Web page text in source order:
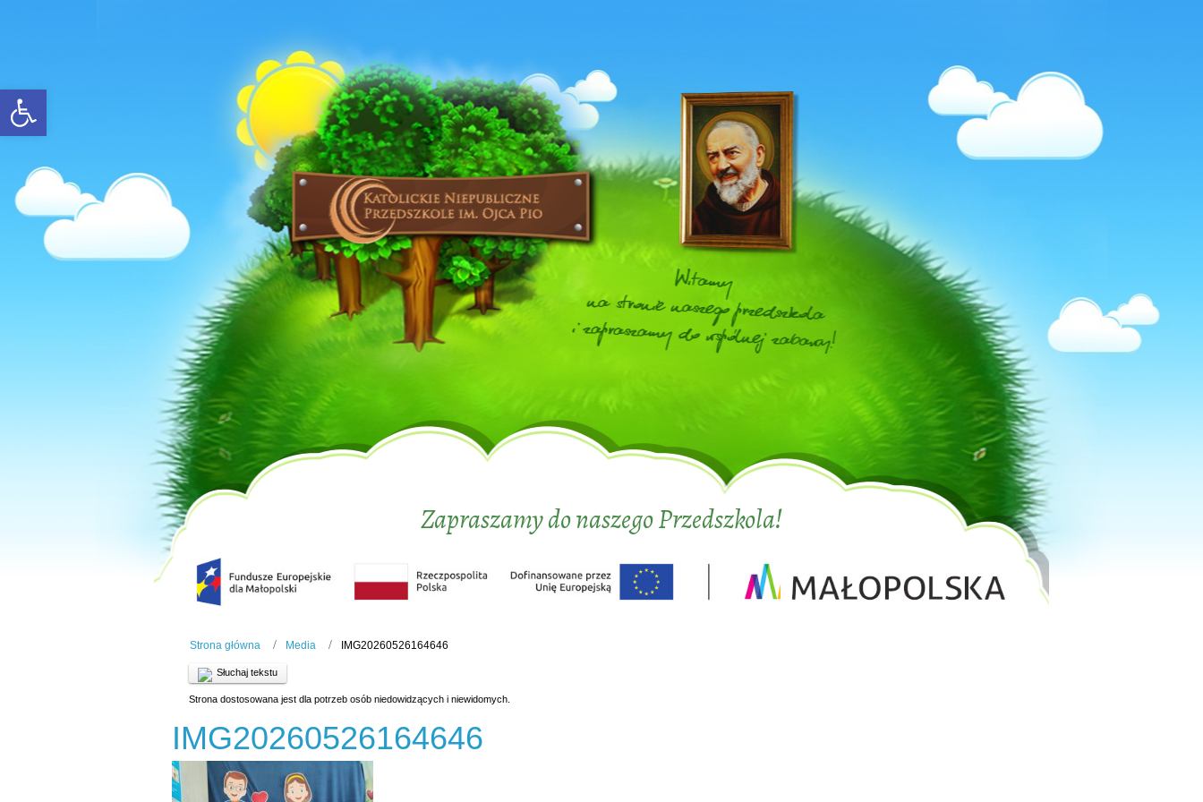
Open toolbar
Zapraszamy do naszego Przedszkola!
Strona główna Media IMG20260526164646
Słuchaj tekstu
Strona dostosowana jest dla potrzeb osób niedowidzących i niewidomych.
IMG20260526164646